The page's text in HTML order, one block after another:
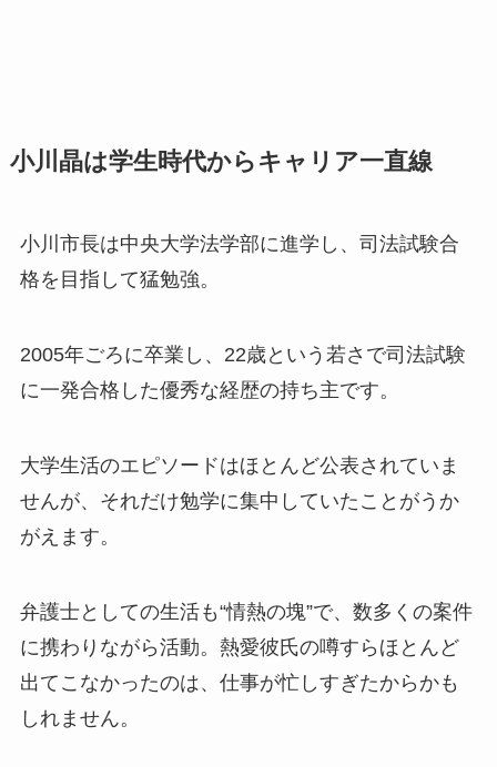
小川晶は学生時代からキャリア一直線
小川市長は中央大学法学部に進学し、司法試験合
格を目指して猛勉強。
2005年ごろに卒業し、22歳という若さで司法試験
に一発合格した優秀な経歴の持ち主です。
大学生活のエピソードはほとんど公表されていま
せんが、それだけ勉学に集中していたことがうか
がえます。
弁護士としての生活も“情熱の塊”で、数多くの案件
に携わりながら活動。熱愛彼氏の噂すらほとんど
出てこなかったのは、仕事が忙しすぎたからかも
しれません。